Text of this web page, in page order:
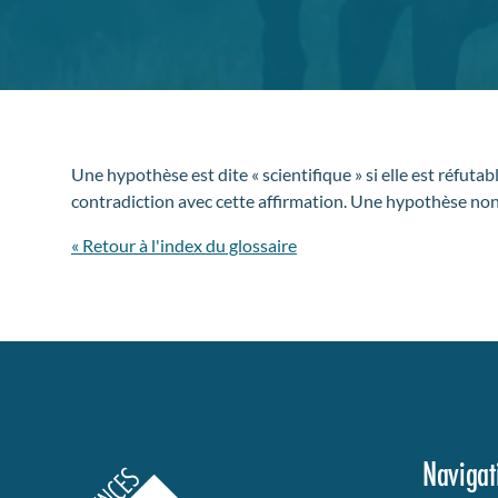
Une hypothèse est dite « scientifique » si elle est
contradiction avec cette affirmation. Une hypothèse
« Retour à l'index du glossaire